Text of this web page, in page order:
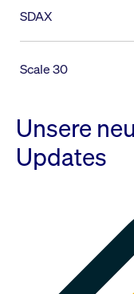
SDAX
Scale 30
Unsere
Updates